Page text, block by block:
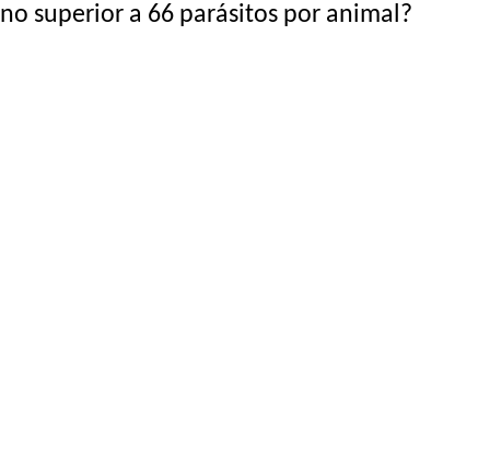
no superior a 66 parásitos por animal?